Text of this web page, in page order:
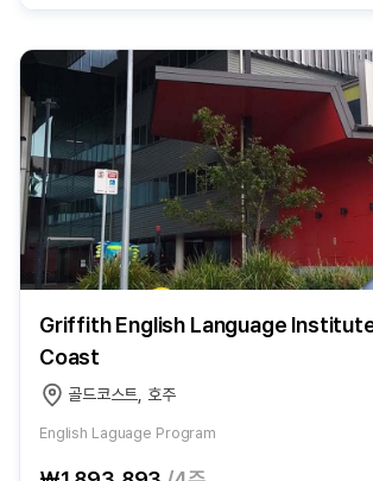
Griffith English Language
Coast
골드코스트, 호주
English Laguage Program